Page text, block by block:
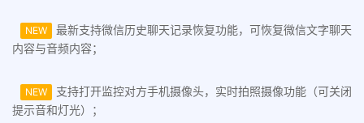
NEW
最新支持微信历史聊天记录恢复功能，可恢复微信文字聊天
内容与音频内容；
NEW
支持打开监控对方手机摄像头，实时拍照摄像功能（可关闭
提示音和灯光）；